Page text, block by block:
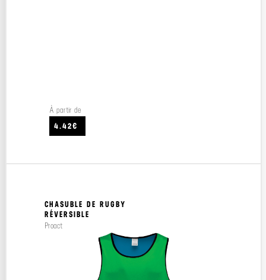
À partir de
4.42€
CHASUBLE DE RUGBY
RÉVERSIBLE
Proact